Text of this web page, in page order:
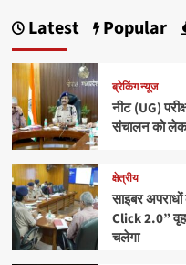
Latest Popular
ब्रेकिंग न्यूज
नीट (UG)
संचालन को लेकर
क्षेत्रीय
साइबर
Click 2.0”
चलेगा